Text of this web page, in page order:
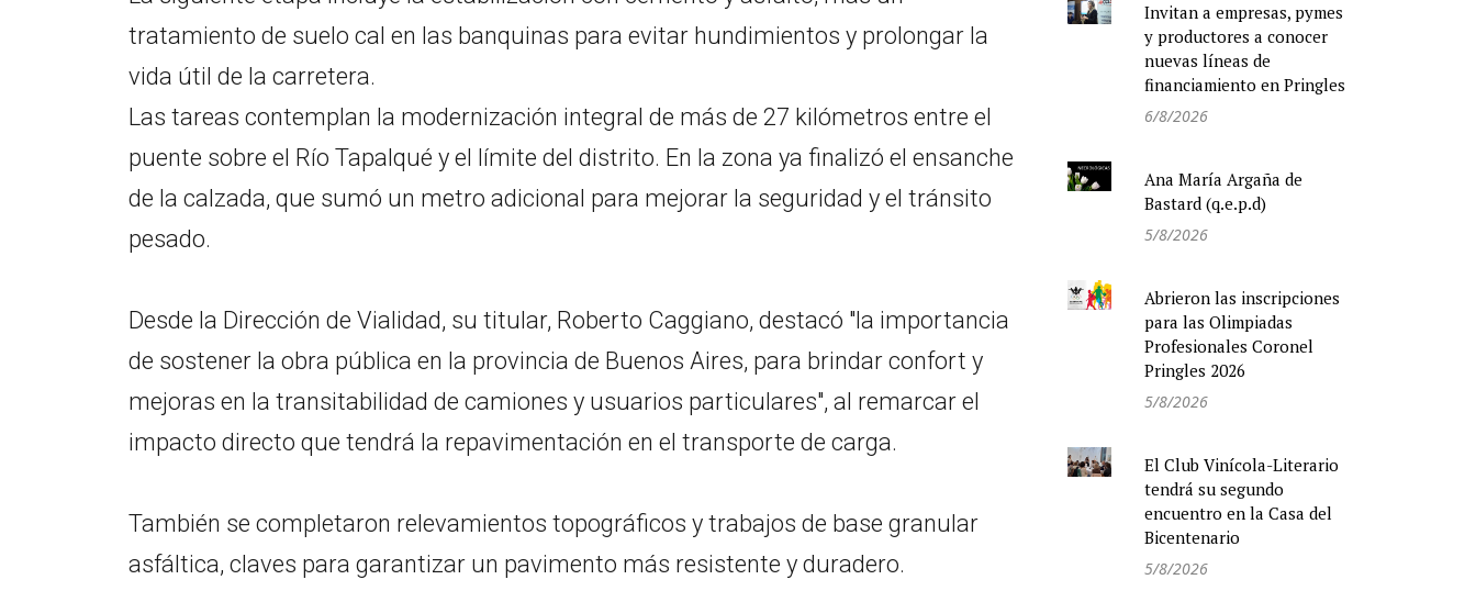
tratamiento de suelo cal en las banquinas para evitar hundimientos y prolongar la
vida útil de la carretera.
Las tareas contemplan la modernización integral de más de 27 kilómetros entre el
puente sobre el Río Tapalqué y el límite del distrito. En la zona ya finalizó el ensanche
de la calzada, que sumó un metro adicional para mejorar la seguridad y el tránsito
pesado.
Desde la Dirección de Vialidad, su titular, Roberto Caggiano, destacó "la importancia
de sostener la obra pública en la provincia de Buenos Aires, para brindar confort y
mejoras en la transitabilidad de camiones y usuarios particulares", al remarcar el
impacto directo que tendrá la repavimentación en el transporte de carga.
También se completaron relevamientos topográficos y trabajos de base granular
asfáltica, claves para garantizar un pavimento más resistente y duradero.
Invitan a empresas, pymes
y productores a conocer
nuevas líneas de
financiamiento en Pringles
6/8/2026
Ana María Argaña de
Bastard (q.e.p.d)
5/8/2026
Abrieron las inscripciones
para las Olimpiadas
Profesionales Coronel
Pringles 2026
5/8/2026
El Club Vinícola-Literario
tendrá su segundo
encuentro en la Casa del
Bicentenario
5/8/2026